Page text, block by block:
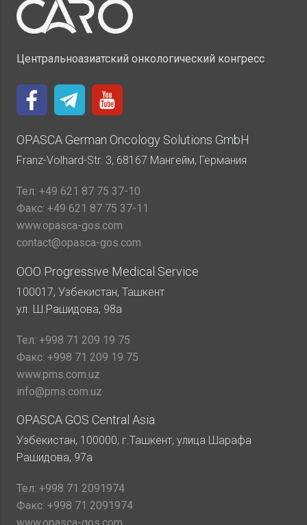
Центральноазиатский онкологический конгресс
OPASCA German Oncology Solutions GmbH
Franz-Volhard-Str. 3, 68167 Мангейм, Германия
Тел: +49 621 87 75 37-10
Факс: +49 621 87 75 37-11
www.opasca-gos.com
contact@opasca-gos.com
ООО Progressive Medical Service
100017, Узбекистан, Ташкент
ул. Ш.Рашидова, 98а
Тел: +998 71 209 19 75
Факс: +998 71 209 19 75
www.pms.com.uz
info@pms.com.uz
OPASCA GOS Central Asia
Узбекистан, 100000, г.Ташкент, улица Шарафа
Рашидова, 97а
Тел: +998 71 2091974
Факс: +998 71 2091974